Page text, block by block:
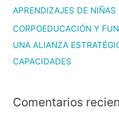
APRENDIZAJES DE
CORPOEDUCACIÓN Y
UNA ALIANZA
CAPACIDADES
Comentarios